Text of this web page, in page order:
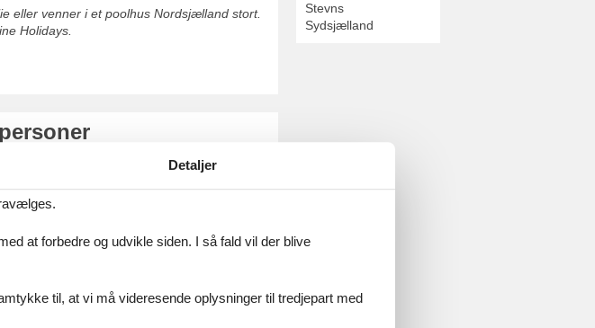
eller venner i et poolhus Nordsjælland stort.
Holidays.
eller venner i et sommerhus Nordsjælland 12
hos os.
om et skønt ophold sammen med familie
Stevns
Sydsjælland
Detaljer
at forbedre og udvikle siden. I så fald vil der blive
til, at vi må videresende oplysninger til tredjepart med